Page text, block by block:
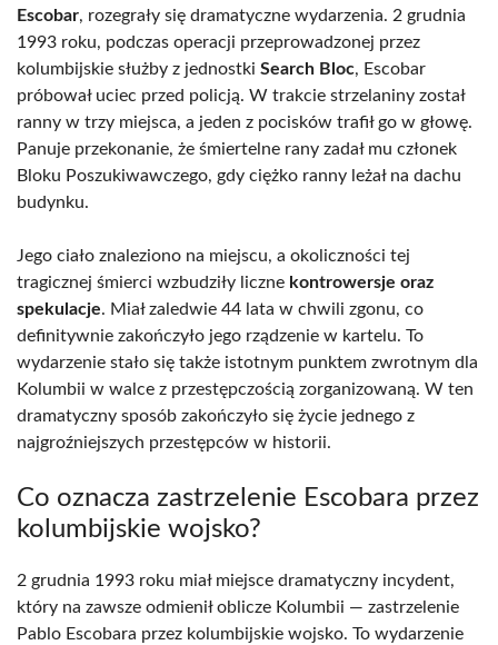
Escobar, rozegrały się dramatyczne wydarzenia. 2 grudnia
1993 roku, podczas operacji przeprowadzonej przez
kolumbijskie służby z jednostki Search Bloc, Escobar
próbował uciec przed policją. W trakcie strzelaniny został
ranny w trzy miejsca, a jeden z pocisków trafił go w głowę.
Panuje przekonanie, że śmiertelne rany zadał mu członek
Bloku Poszukiwawczego, gdy ciężko ranny leżał na dachu
budynku.
Jego ciało znaleziono na miejscu, a okoliczności tej
tragicznej śmierci wzbudziły liczne kontrowersje oraz
spekulacje. Miał zaledwie 44 lata w chwili zgonu, co
definitywnie zakończyło jego rządzenie w kartelu. To
wydarzenie stało się także istotnym punktem zwrotnym dla
Kolumbii w walce z przestępczością zorganizowaną. W ten
dramatyczny sposób zakończyło się życie jednego z
najgroźniejszych przestępców w historii.
Co oznacza zastrzelenie Escobara przez
kolumbijskie wojsko?
2 grudnia 1993 roku miał miejsce dramatyczny incydent,
który na zawsze odmienił oblicze Kolumbii — zastrzelenie
Pablo Escobara przez kolumbijskie wojsko. To wydarzenie